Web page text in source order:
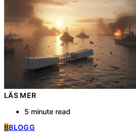
LÄS MER
5 minute read
BBLOGG